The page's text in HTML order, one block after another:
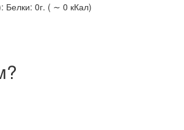
Белки: 0г. ( ∼ 0 кКал)